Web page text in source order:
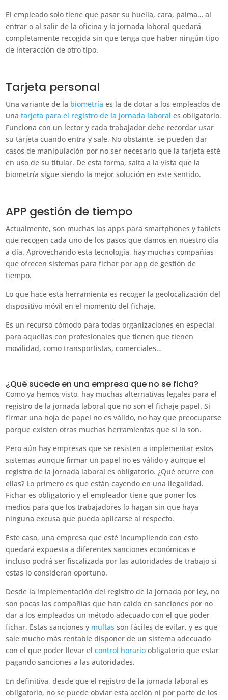
El empleado solo tiene que pasar su huella, cara, palma… al
entrar o al salir de la oficina y la jornada laboral quedará
completamente recogida sin que tenga que haber ningún tipo
de interacción de otro tipo.
Tarjeta personal
Una variante de la biometría es la de dotar a los empleados de
unatarjeta para el registro de la jornada laboral es obligatorio.
Funciona con un lector y cada trabajador debe recordar usar
su tarjeta cuando entra y sale. No obstante, se pueden dar
casos de manipulación por no ser necesario que la tarjeta esté
en uso de su titular. De esta forma, salta a la vista que la
biometría sigue siendo la mejor solución en este sentido.
APP gestión de tiempo
Actualmente, son muchas las apps para smartphones y tablets
que recogen cada uno de los pasos que damos en nuestro día
a día. Aprovechando esta tecnología, hay muchas compañías
que ofrecen sistemas para fichar por app de gestión de
tiempo.
Lo que hace esta herramienta es recoger la geolocalización del
dispositivo móvil en el momento del fichaje.
Es un recurso cómodo para todas organizaciones en especial
para aquellas con profesionales que tienen que tienen
movilidad, como transportistas, comerciales…
¿Qué sucede en una empresa que no se ficha?
Como ya hemos visto, hay muchas alternativas legales para el
registro de la jornada laboral que no son el fichaje papel. Si
firmar una hoja de papel no es válido, no hay que preocuparse
porque existen otras muchas herramientas que sí lo son.
Pero aún hay empresas que se resisten a implementar estos
sistemas aunque firmar un papel no es válido y aunque el
registro de la jornada laboral es obligatorio. ¿Qué ocurre con
ellas? Lo primero es que están cayendo en una ilegalidad.
Fichar es obligatorio y el empleador tiene que poner los
medios para que los trabajadores lo hagan sin que haya
ninguna excusa que pueda aplicarse al respecto.
Este caso, una empresa que esté incumpliendo con esto
quedará expuesta a diferentes sanciones económicas e
incluso podrá ser fiscalizada por las autoridades de trabajo si
estas lo consideran oportuno.
Desde la implementación del registro de la jornada por ley, no
son pocas las compañías que han caído en sanciones por no
dar a los empleados un método adecuado con el que poder
fichar. Estas sanciones y multas son fáciles de evitar, y es que
sale mucho más rentable disponer de un sistema adecuado
con el que poder llevar elcontrol horario obligatorio que estar
pagando sanciones a las autoridades.
En definitiva, desde que el registro de la jornada laboral es
obligatorio, no se puede obviar esta acción ni por parte de los